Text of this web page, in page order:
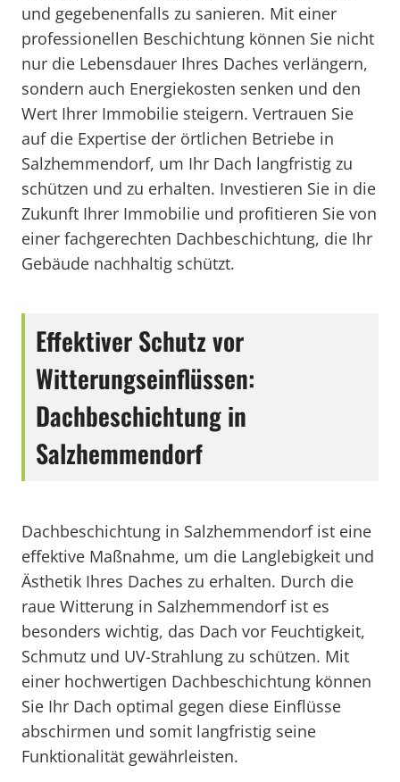
und gegebenenfalls zu sanieren. Mit einer
professionellen Beschichtung können Sie nicht
nur die Lebensdauer Ihres Daches verlängern,
sondern auch Energiekosten senken und den
Wert Ihrer Immobilie steigern. Vertrauen Sie
auf die Expertise der örtlichen Betriebe in
Salzhemmendorf, um Ihr Dach langfristig zu
schützen und zu erhalten. Investieren Sie in die
Zukunft Ihrer Immobilie und profitieren Sie von
einer fachgerechten Dachbeschichtung, die Ihr
Gebäude nachhaltig schützt.
Effektiver Schutz vor
Witterungseinflüssen:
Dachbeschichtung in
Salzhemmendorf
Dachbeschichtung in Salzhemmendorf ist eine
effektive Maßnahme, um die Langlebigkeit und
Ästhetik Ihres Daches zu erhalten. Durch die
raue Witterung in Salzhemmendorf ist es
besonders wichtig, das Dach vor Feuchtigkeit,
Schmutz und UV-Strahlung zu schützen. Mit
einer hochwertigen Dachbeschichtung können
Sie Ihr Dach optimal gegen diese Einflüsse
abschirmen und somit langfristig seine
Funktionalität gewährleisten.